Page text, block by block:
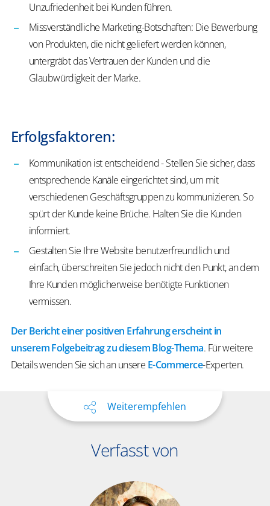
Unzufriedenheit bei Kunden führen.
Missverständliche Marketing-Botschaften: Die Bewerbung
von Produkten, die nicht geliefert werden können,
untergräbt das Vertrauen der Kunden und die
Glaubwürdigkeit der Marke.
Erfolgsfaktoren:
Kommunikation ist entscheidend - Stellen Sie sicher, dass
entsprechende Kanäle eingerichtet sind, um mit
verschiedenen Geschäftsgruppen zu kommunizieren. So
spürt der Kunde keine Brüche. Halten Sie die Kunden
informiert.
Gestalten Sie Ihre Website benutzerfreundlich und
einfach, überschreiten Sie jedoch nicht den Punkt, an dem
Ihre Kunden möglicherweise benötigte Funktionen
vermissen.
Der Bericht einer positiven Erfahrung erscheint in
unserem Folgebeitrag zu diesem Blog-Thema. Für weitere
Details wenden Sie sich an unsere E-Commerce-Experten.
Weiterempfehlen
Verfasst von